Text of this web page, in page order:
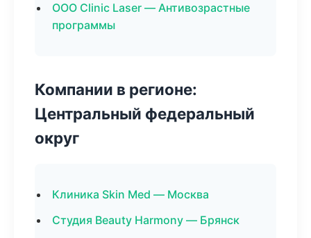
ООО Clinic Laser — Антивозрастные
программы
Компании в регионе:
Центральный федеральный
округ
Клиника Skin Med — Москва
Студия Beauty Harmony — Брянск